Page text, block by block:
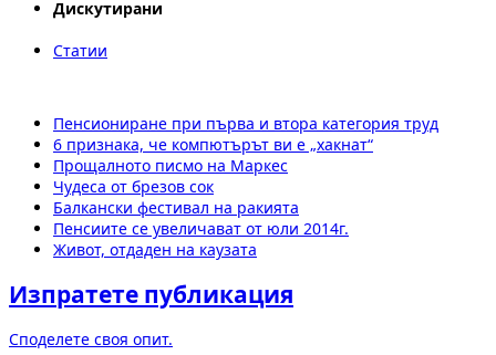
Дискутирани
Статии
Пенсиониране при първа и втора категория труд
6 признака, че компютърът ви е „хакнат“
Прощалното писмо на Маркес
Чудеса от брезов сок
Балкански фестивал на ракията
Пенсиите се увеличават от юли 2014г.
Живот, отдаден на каузата
Изпратете публикация
Споделете своя опит.